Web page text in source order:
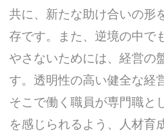
共に、新たな助け合いの形
存です。また、逆境の中で
やさないためには、経営の
す。透明性の高い健全な経
そこで働く職員が専門職と
を感じられるよう、人材育